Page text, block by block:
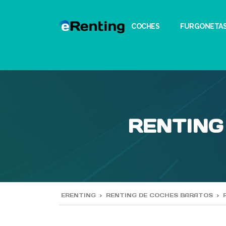
COCHES
ERENTING > RENTING DE COCHES BARATOS >